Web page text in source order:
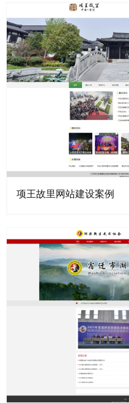
项王故里网站建设案例